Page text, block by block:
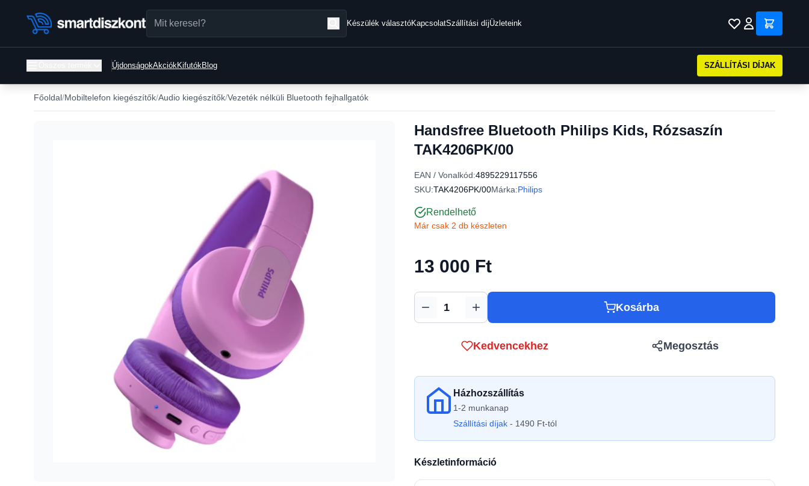
Készülék választóKapcsolatSzállítási díjÜzleteink
ÚjdonságokAkciókKifutókBlog SZÁLLÍTÁSI DÍJAK
Főoldal Mobiltelefon kiegészítők Audio kiegészítők Vezeték nélküli Bluetooth fejhallgatók
Handsfree Bluetooth Philips Kids, Rózsaszín
TAK4206PK/00
EAN / Vonalkód:4895229117556
SKU:TAK4206PK/00Márka:Philips
Rendelhető
Már csak 2 db készleten
13 000 Ft
Mennyiség Kosárba
Kedvencekhez Megosztás
Házhozszállítás
1-2 munkanap
Szállítási díjak - 1490 Ft-tól
Készletinformáció